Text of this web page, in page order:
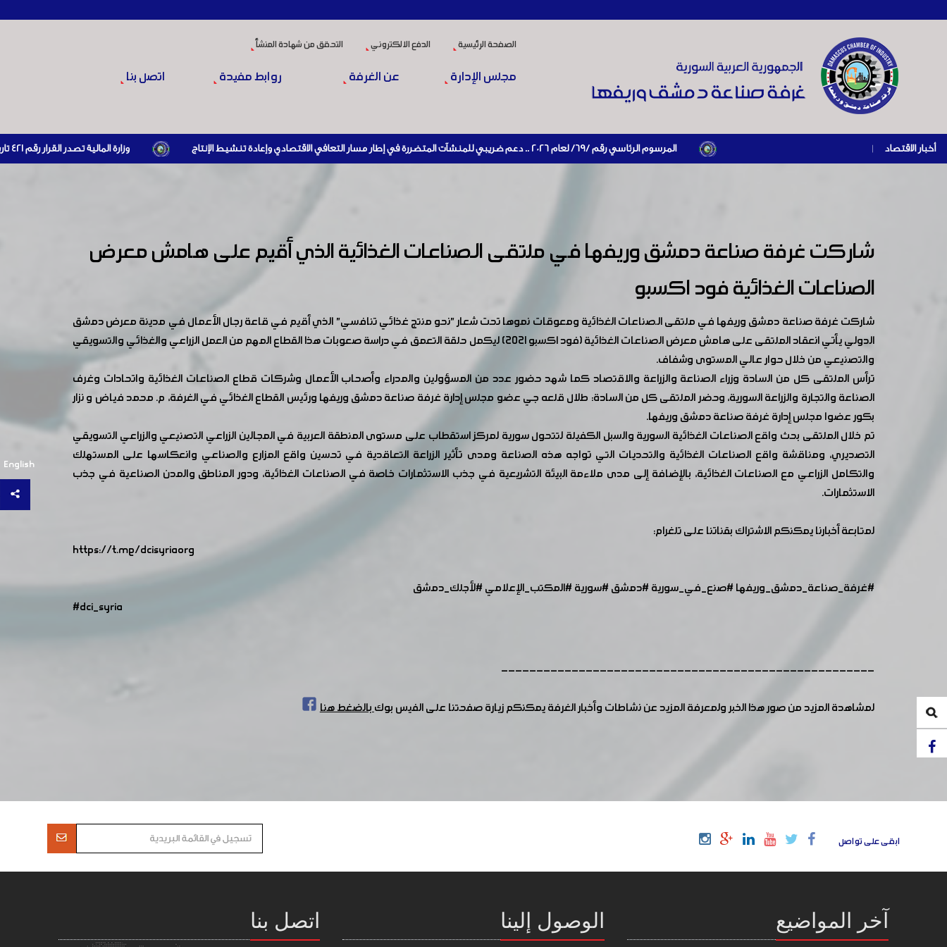
الصفحة الرئيسية الدفع الالكتروني التحقق من شهادة المنشأ
مجلس الإدارة عن الغرفة روابط مفيدة اتصل بنا
أخبار الاقتصاد | المرسوم الرئاسي رقم /69/ لعام 2026 .. دعم ضريبي للمنشآت المتضررة في إطار مسار التعافي الاقتصادي وإعادة تنشيط الإنتاج وزارة المالية تصدر القرار رقم 421 تاريخ 24/3/2026 المتضمن الزام المستوردين بإبراز براءة ذمة مالية سارية صادرة عن الهيئة العامة للضرائب والرسوم أو مديرياتها عند القيام بعمليات الاستيراد
English
شاركت غرفة صناعة دمشق وريفها في ملتقى الـصناعات الغذائية الذي أقيم على هامش معرض
الصناعات الغذائية فود اكسبو
شاركت غرفة صناعة دمشق وريفها في ملتقى الـصناعات الغذائية ومعوقات نموها تحت شعار "نحو منتج غذائي تنافسي" الذي أقيم في قاعة رجال الأعمال في مدينة معرض دمشق
الدولي يأتي انعقاد الملتقى على هامش معرض الصناعات الغذائية (فود اكسبو 2021) ليكمل حلقة التعمق في دراسة صعوبات هذا القطاع المهم من العمل الزراعي والغذائي والتسويقي
والتصنيعي من خلال حوار عالي المستوى وشفاف.
ترأس الملتقى كل من السادة وزراء الصناعة والزراعة والاقتصاد كما شهد حضور عدد من المسؤولين والمدراء وأصحاب الأعمال وشركات قطاع الصناعات الغذائية واتحادات وغرف
الصناعة والتجارة والزراعة السورية، وحضر الملتقى كل من السادة: طلال قلعه جي عضو مجلس إدارة غرفة صناعة دمشق وريفها ورئيس القطاع الغذائي في الغرفة، م. محمد فياض و نزار
بكور عضوا مجلس إدارة غرفة صناعة دمشق وريفها.
تم خلال الملتقى بحث واقع الصناعات الغذائية السورية والسبل الكفيلة لتتحول سورية لمركز استقطاب على مستوى المنطقة العربية في المجالين الزراعي التصنيعي والزراعي التسويقي
التصديري، ومناقشة واقع الصناعات الغذائية والتحديات التي تواجه هذه الصناعة ومدى تأثير الزراعة التعاقدية في تحسين واقع المزارع والصناعي وانعكاسها على المستهلك
والتكامل الزراعي مع الصناعات الغذائية، بالإضافة إلى مدى ملاءمة البيئة التشريعية في جذب الاستثمارات خاصة في الصناعات الغذائية، ودور المناطق والمدن الصناعية في جذب
الاستثمارات.
لمتابعة أخبارنا يمكنكم الاشتراك بقناتنا على تلغرام:
https://t.me/dcisyriaorg
#غرفة_صناعة_دمشق_وريفها​​#صنع_في_سورية​​#دمشق#سورية#المكتب_الإعلامي#لأجلك_دمشق
#dci_syria
-----------------------------------------------------
لمشاهدة المزيد من صور هذا الخبر ولمعرفة المزيد عن نشاطات وأخبار الغرفة يمكنكم زيارة صفحتنا على الفيس بوكبالضغط هنا
ابقى على تواصل
آخر المواضيع الوصول إلينا اتصل بنا